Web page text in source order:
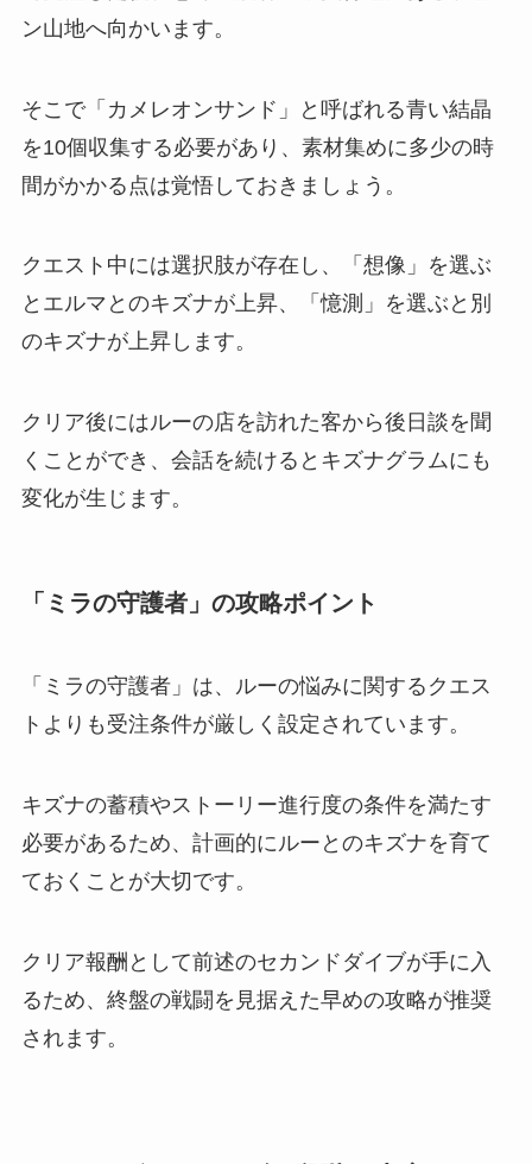
ン山地へ向かいます。
そこで「カメレオンサンド」と呼ばれる青い結晶
を10個収集する必要があり、素材集めに多少の時
間がかかる点は覚悟しておきましょう。
クエスト中には選択肢が存在し、「想像」を選ぶ
とエルマとのキズナが上昇、「憶測」を選ぶと別
のキズナが上昇します。
クリア後にはルーの店を訪れた客から後日談を聞
くことができ、会話を続けるとキズナグラムにも
変化が生じます。
「ミラの守護者」の攻略ポイント
「ミラの守護者」は、ルーの悩みに関するクエス
トよりも受注条件が厳しく設定されています。
キズナの蓄積やストーリー進行度の条件を満たす
必要があるため、計画的にルーとのキズナを育て
ておくことが大切です。
クリア報酬として前述のセカンドダイブが手に入
るため、終盤の戦闘を見据えた早めの攻略が推奨
されます。